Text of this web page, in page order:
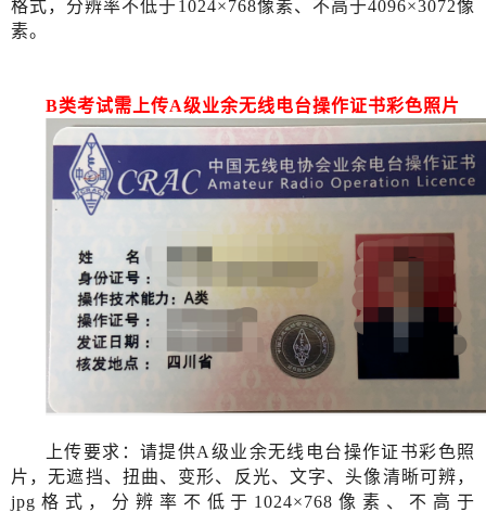
格式，分辨率不低于1024×768像素、不高于4096×3072像
素。
B类考试需上传A级业余无线电台操作证书彩色照片
上传要求：请提供A级业余无线电台操作证书彩色照
片，无遮挡、扭曲、变形、反光、文字、头像清晰可辨，
jpg格式，分辨率不低于1024×768像素、不高于